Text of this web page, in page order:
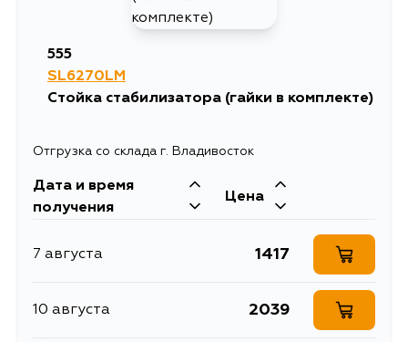
555
SL6270LM
Стойка стабилизатора (гайки в комплекте)
Отгрузка со склада г. Владивосток
Дата и время
получения
Цена
7 августа 1417
10 августа 2039